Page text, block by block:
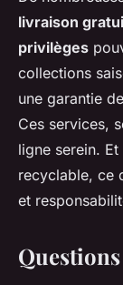
livraison
privilèges
collections
une garantie
Ces services,
ligne serein.
recyclable, ce
et